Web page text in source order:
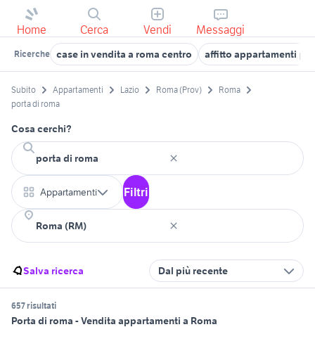
Home Cerca Vendi Messaggi
Ricerche case in vendita a roma centro affitto appartamenti
Subito Appartamenti Lazio Roma (Prov)
Roma
porta di roma
Cosa cerchi?
Appartamenti Filtri
Salva ricerca Dal più recente
657 risultati
Porta di roma - Vendita appartamenti a Roma